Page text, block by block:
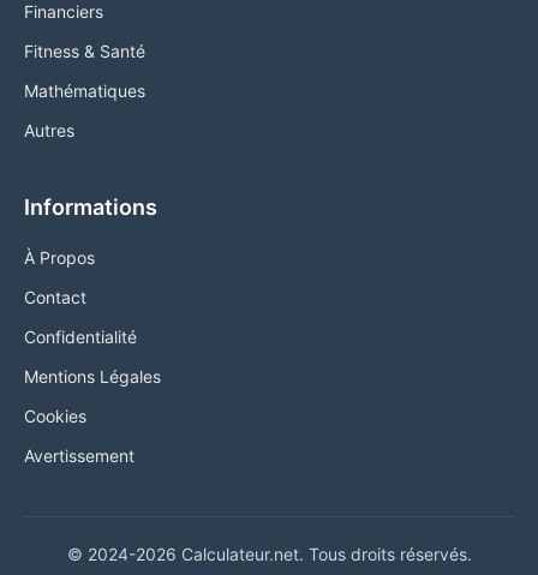
Financiers
Fitness & Santé
Mathématiques
Autres
Informations
À Propos
Contact
Confidentialité
Mentions Légales
Cookies
Avertissement
© 2024-2026 Calculateur.net. Tous droits réservés.